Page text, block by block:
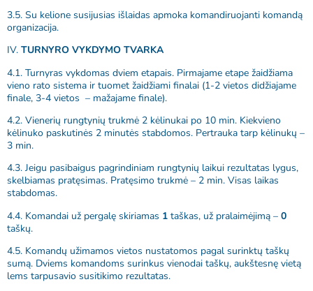
3.5. Su kelione susijusias išlaidas apmoka komandiruojanti komandą
organizacija.
IV. TURNYRO VYKDYMO TVARKA
4.1. Turnyras vykdomas dviem etapais. Pirmajame etape žaidžiama
vieno rato sistema ir tuomet žaidžiami finalai (1-2 vietos didžiajame
finale, 3-4 vietos – mažajame finale).
4.2. Vienerių rungtynių trukmė 2 kėlinukai po 10 min. Kiekvieno
kėlinuko paskutinės 2 minutės stabdomos. Pertrauka tarp kėlinukų –
3 min.
4.3. Jeigu pasibaigus pagrindiniam rungtynių laikui rezultatas lygus,
skelbiamas pratęsimas. Pratęsimo trukmė – 2 min. Visas laikas
stabdomas.
4.4. Komandai už pergalę skiriamas 1 taškas, už pralaimėjimą – 0
taškų.
4.5. Komandų užimamos vietos nustatomos pagal surinktų taškų
sumą. Dviems komandoms surinkus vienodai taškų, aukštesnę vietą
lems tarpusavio susitikimo rezultatas.